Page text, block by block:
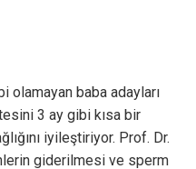
baba adayları
3 ay gibi kısa bir
iyileştiriyor. Prof. Dr.
giderilmesi ve sperm